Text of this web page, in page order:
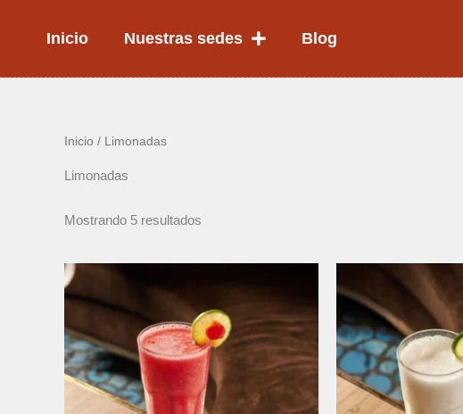
Inicio Nuestras sedes Blog
Inicio / Limonadas
Limonadas
Mostrando 5 resultados